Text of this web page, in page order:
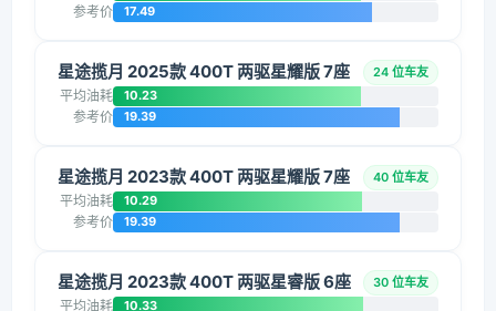
参考价 17.49
星途揽月 2025款 400T 两驱星耀版 7座 24 位车友
平均油耗 10.23
参考价 19.39
星途揽月 2023款 400T 两驱星耀版 7座 40 位车友
平均油耗 10.29
参考价 19.39
星途揽月 2023款 400T 两驱星睿版 6座 30 位车友
平均油耗 10.33